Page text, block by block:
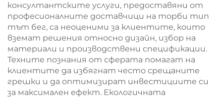
консултантските услуги, предоставяни от
професионалните доставчици на торби тип
тът бег, са неоценими за клиентите, които
вземат решения относно дизайн, избор на
материали и производствени спецификации.
Техните познания от сферата помагат на
клиентите да избягнат често срещаните
грешки и да оптимизират инвестициите си
за максимален ефект. Екологичната